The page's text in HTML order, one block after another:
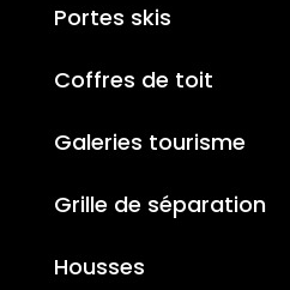
Portes skis
Coffres de toit
Galeries tourisme
Grille de séparation
Housses